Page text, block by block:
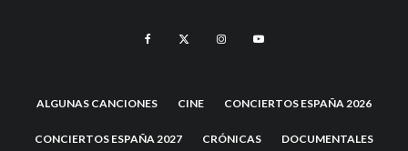
ALGUNAS CANCIONES CINE CONCIERTOS ESPAÑA 2026
CONCIERTOS ESPAÑA 2027 CRÓNICAS DOCUMENTALES